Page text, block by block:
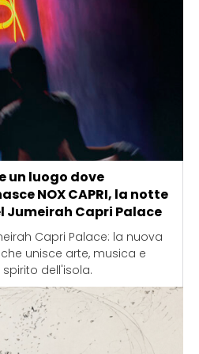
un luogo dove
NOX CAPRI, la notte
Jumeirah Capri Palace
Capri Palace: la nuova
unisce arte, musica e
dell'isola.